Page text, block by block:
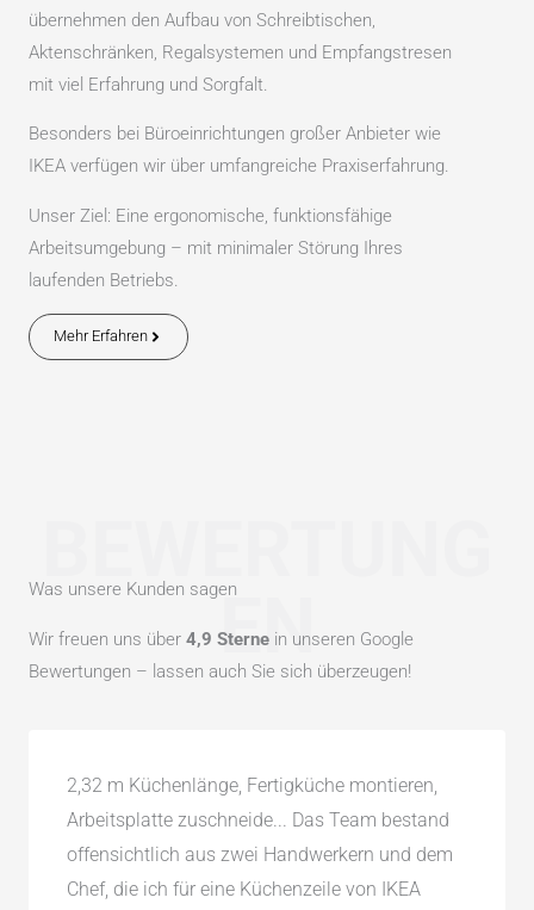
übernehmen den Aufbau von Schreibtischen,
Aktenschränken, Regalsystemen und Empfangstresen
mit viel Erfahrung und Sorgfalt.
Besonders bei Büroeinrichtungen großer Anbieter wie
IKEA verfügen wir über umfangreiche Praxiserfahrung.
Unser Ziel: Eine ergonomische, funktionsfähige
Arbeitsumgebung – mit minimaler Störung Ihres
laufenden Betriebs.
Mehr Erfahren
EN
Was unsere Kunden sagen
Wir freuen uns über 4,9 Sterne in unseren Google
Bewertungen – lassen auch Sie sich überzeugen!
2,32 m Küchenlänge, Fertigküche montieren,
Arbeitsplatte zuschneide... Das Team bestand
offensichtlich aus zwei Handwerkern und dem
Chef, die ich für eine Küchenzeile von IKEA